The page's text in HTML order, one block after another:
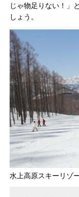
じゃ物足りない！」
しょう。
水上高原スキーリゾ